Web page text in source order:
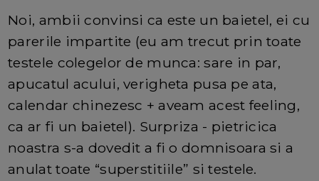
Noi, ambii convinsi ca este un baietel, ei cu
parerile impartite (eu am trecut prin toate
testele colegelor de munca: sare in par,
apucatul acului, verigheta pusa pe ata,
calendar chinezesc + aveam acest feeling,
ca ar fi un baietel). Surpriza - pietricica
noastra s-a dovedit a fi o domnisoara si a
anulat toate “superstitiile” si testele.